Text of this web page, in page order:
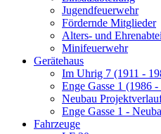
Jugendfeuerwehr
Fördernde Mitglieder
Alters- und
Minifeuerwehr
Gerätehaus
Im Uhrig 7 (1911 -
Enge Gasse 1 (1986
Neubau
Enge Gasse 1 -
Fahrzeuge